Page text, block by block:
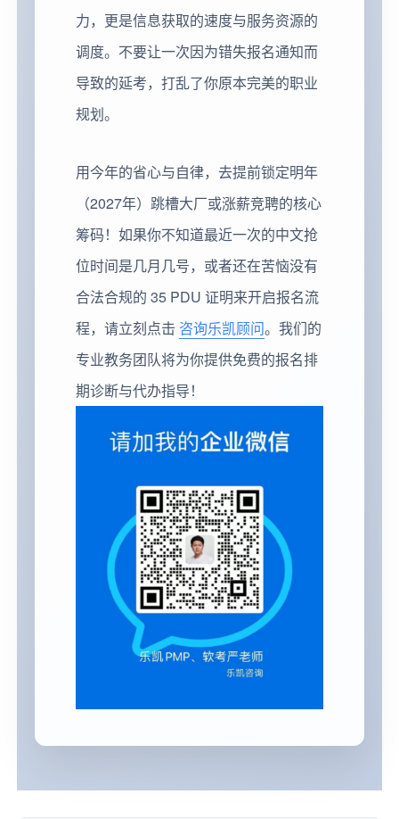
力，更是信息获取的速度与服务资源的
调度。不要让一次因为错失报名通知而
导致的延考，打乱了你原本完美的职业
规划。
用今年的省心与自律，去提前锁定明年
（2027年）跳槽大厂或涨薪竞聘的核心
筹码！如果你不知道最近一次的中文抢
位时间是几月几号，或者还在苦恼没有
合法合规的 35 PDU 证明来开启报名流
程，请立刻点击 咨询乐凯顾问。我们的
专业教务团队将为你提供免费的报名排
期诊断与代办指导！